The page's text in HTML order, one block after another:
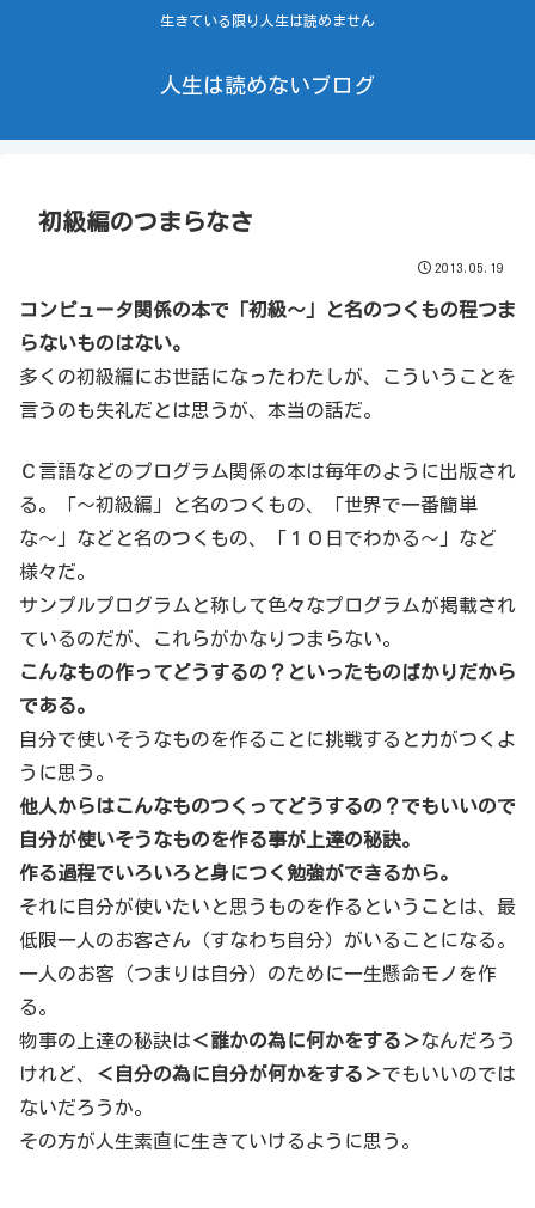
生きている限り人生は読めません
人生は読めないブログ
初級編のつまらなさ
2013.05.19
コンピュータ関係の本で「初級〜」と名のつくもの程つま
らないものはない。
多くの初級編にお世話になったわたしが、こういうことを
言うのも失礼だとは思うが、本当の話だ。
Ｃ言語などのプログラム関係の本は毎年のように出版され
る。「〜初級編」と名のつくもの、「世界で一番簡単
な〜」などと名のつくもの、「１０日でわかる〜」など
様々だ。
サンプルプログラムと称して色々なプログラムが掲載され
ているのだが、これらがかなりつまらない。
こんなもの作ってどうするの？といったものばかりだから
である。
自分で使いそうなものを作ることに挑戦すると力がつくよ
うに思う。
他人からはこんなものつくってどうするの？でもいいので
自分が使いそうなものを作る事が上達の秘訣。
作る過程でいろいろと身につく勉強ができるから。
それに自分が使いたいと思うものを作るということは、最
低限一人のお客さん（すなわち自分）がいることになる。
一人のお客（つまりは自分）のために一生懸命モノを作
る。
物事の上達の秘訣は＜誰かの為に何かをする＞なんだろう
けれど、
＜自分の為に自分が何かをする＞でもいいのでは
ないだろうか。
その方が人生素直に生きていけるように思う。